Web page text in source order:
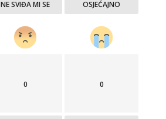
NE SVIĐA MI SE OSJEĆAJNO
0 0